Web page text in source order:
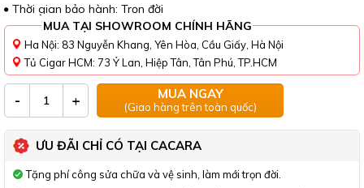
Thời gian bảo hành: Trọn đời
MUA TẠI SHOWROOM CHÍNH HÃNG
Ha Nội: 83 Nguyễn Khang, Yên Hòa, Cầu Giấy, Hà Nội
Tủ Cigar HCM: 73 Ỷ Lan, Hiệp Tân, Tân Phú, TP.HCM
- + MUA NGAY
(Giao hàng trên toàn quốc)
ƯU ĐÃI CHỈ CÓ TẠI CACARA
Tặng phí công sửa chữa và vệ sinh, làm mới trọn đời.